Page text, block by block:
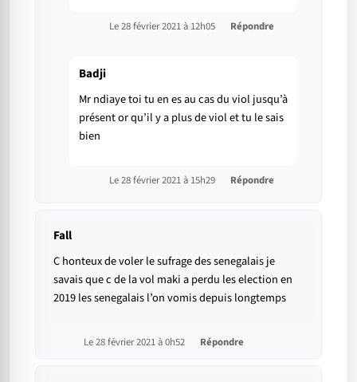
Le 28 février 2021 à 12h05 Répondre
Badji
Mr ndiaye toi tu en es au cas du viol jusqu’à
présent or qu’il y a plus de viol et tu le sais
bien
Le 28 février 2021 à 15h29 Répondre
Fall
C honteux de voler le sufrage des senegalais je
savais que c de la vol maki a perdu les election en
2019 les senegalais l’on vomis depuis longtemps
Le 28 février 2021 à 0h52 Répondre